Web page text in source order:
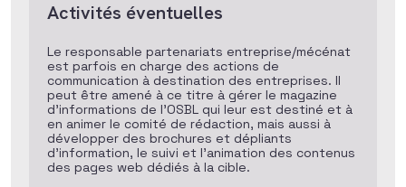
Activités éventuelles
Le responsable partenariats entreprise/mécénat
est parfois en charge des actions de
communication à destination des entreprises. Il
peut être amené à ce titre à gérer le magazine
d’informations de l’OSBL qui leur est destiné et à
en animer le comité de rédaction, mais aussi à
développer des brochures et dépliants
d’information, le suivi et l’animation des contenus
des pages web dédiés à la cible.